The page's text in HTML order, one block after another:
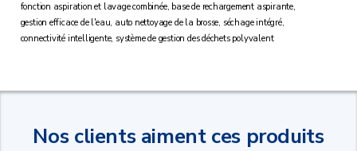
fonction aspiration et lavage combinée, base de rechargement aspirante,
gestion efficace de l'eau, auto nettoyage de la brosse, séchage intégré,
connectivité intelligente, système de gestion des déchets polyvalent
Nos clients aiment ces produits